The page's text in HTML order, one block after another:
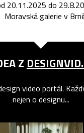
20.11.2025 do
Moravská galerie v
Z
video portál.
nejen o designu...